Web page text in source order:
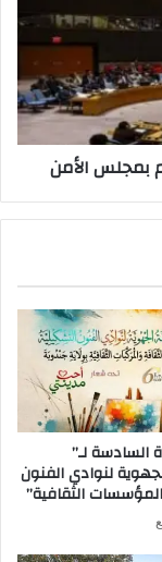
بمجلس الأمن
السادسة لـ”
لنوادي الفنون
الثقافية”